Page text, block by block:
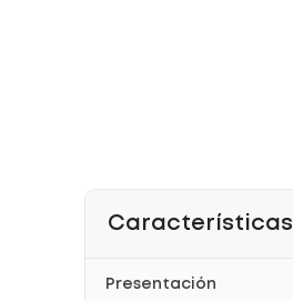
Características
Presentación